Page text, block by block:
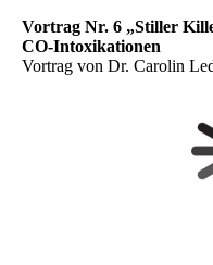
Vortrag Nr. 6 „Stiller
CO-Intoxikationen
Vortrag von Dr. Carolin